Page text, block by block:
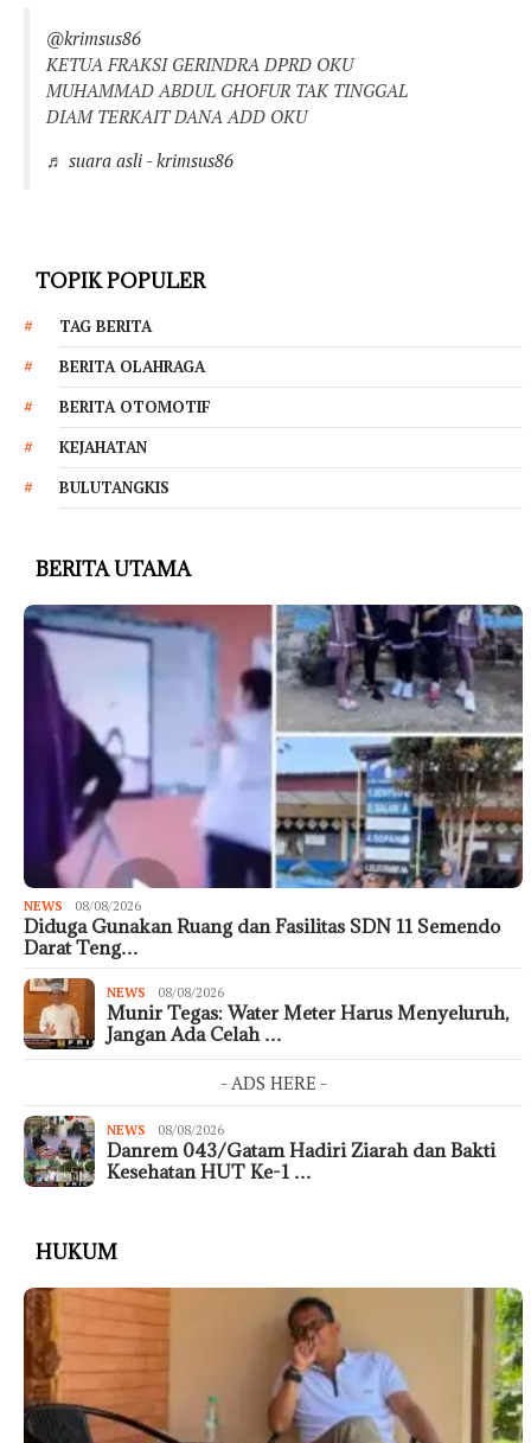
@krimsus86
KETUA FRAKSI GERINDRA DPRD OKU
MUHAMMAD ABDUL GHOFUR TAK TINGGAL
DIAM TERKAIT DANA ADD OKU
♬ suara asli - krimsus86
TOPIK POPULER
TAG BERITA
BERITA OLAHRAGA
BERITA OTOMOTIF
KEJAHATAN
BULUTANGKIS
BERITA UTAMA
NEWS 08/08/2026
Diduga Gunakan Ruang dan Fasilitas SDN 11 Semendo
Darat Teng…
NEWS 08/08/2026
Munir Tegas: Water Meter Harus Menyeluruh,
Jangan Ada Celah …
- ADS HERE -
NEWS 08/08/2026
Danrem 043/Gatam Hadiri Ziarah dan Bakti
Kesehatan HUT Ke-1 …
HUKUM